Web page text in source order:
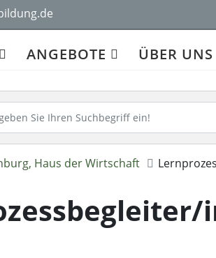
ANGEBOTE ÜBER UNS
Haus der Wirtschaft